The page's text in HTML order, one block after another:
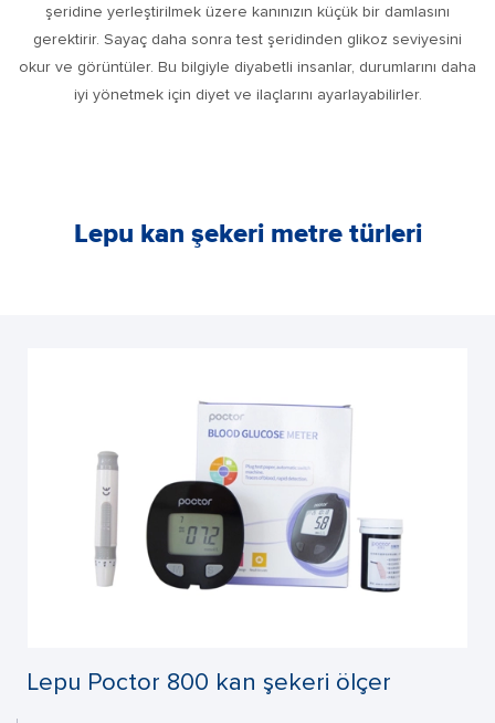
şeridine yerleştirilmek üzere kanınızın küçük bir damlasını
gerektirir. Sayaç daha sonra test şeridinden glikoz seviyesini
okur ve görüntüler. Bu bilgiyle diyabetli insanlar, durumlarını daha
iyi yönetmek için diyet ve ilaçlarını ayarlayabilirler.
Lepu kan şekeri metre türleri
Lepu Poctor 800 kan şekeri ölçer